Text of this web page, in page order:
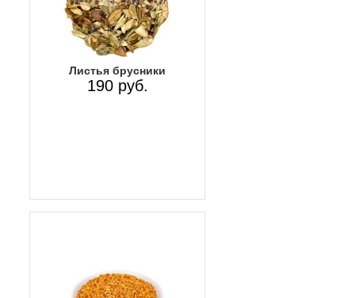
Листья брусники
190 руб.